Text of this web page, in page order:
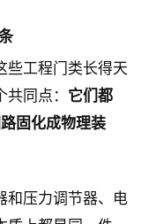
些工程门类长得天
同点： 它们都
固化成物理装
和压力调节器、电